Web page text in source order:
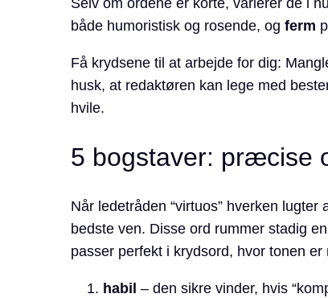
både humoristisk og rosende, og ferm
Få krydsene til at arbejde for dig:
husk, at redaktøren kan lege med
hvile.
5 bogstaver: præcise
Når ledetråden “virtuos” hverken
bedste ven. Disse ord rummer stadig
passer perfekt i krydsord, hvor tonen
habil – den sikre vinder, hvis